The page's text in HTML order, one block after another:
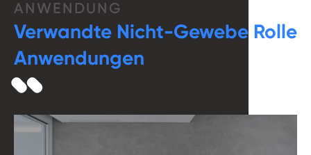
ANWENDUNG
Verwandte Nicht-Gewebe Rolle
Anwendungen